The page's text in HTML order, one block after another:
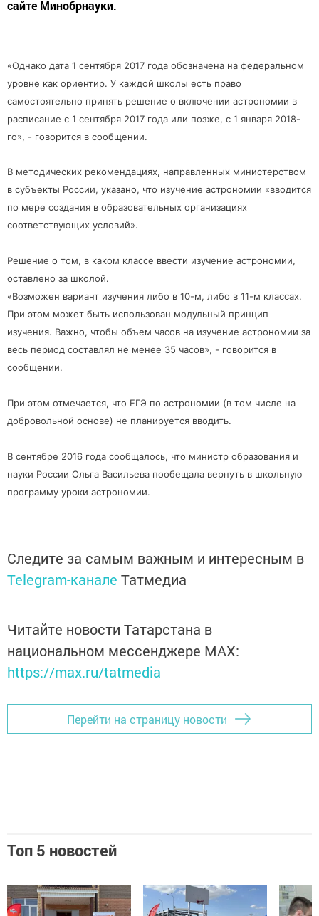
сайте Минобрнауки.
«Однако дата 1 сентября 2017 года обозначена на федеральном
уровне как ориентир. У каждой школы есть право
самостоятельно принять решение о включении астрономии в
расписание с 1 сентября 2017 года или позже, с 1 января 2018-
го», - говорится в сообщении.
В методических рекомендациях, направленных министерством
в субъекты России, указано, что изучение астрономии «вводится
по мере создания в образовательных организациях
соответствующих условий».
Решение о том, в каком классе ввести изучение астрономии,
оставлено за школой.
«Возможен вариант изучения либо в 10-м, либо в 11-м классах.
При этом может быть использован модульный принцип
изучения. Важно, чтобы объем часов на изучение астрономии за
весь период составлял не менее 35 часов», - говорится в
сообщении.
При этом отмечается, что ЕГЭ по астрономии (в том числе на
добровольной основе) не планируется вводить.
В сентябре 2016 года сообщалось, что министр образования и
науки России Ольга Васильева пообещала вернуть в школьную
программу уроки астрономии.
Следите за самым важным и интересным в
Telegram-канале Татмедиа
Читайте новости Татарстана в
национальном мессенджере MАХ:
https://max.ru/tatmedia
Перейти на страницу новости
Топ 5 новостей